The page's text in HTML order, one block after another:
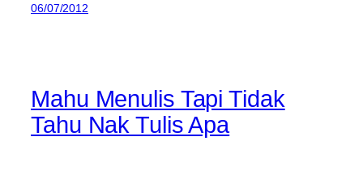
06/07/2012
Mahu Menulis Tapi Tidak
Tahu Nak Tulis Apa